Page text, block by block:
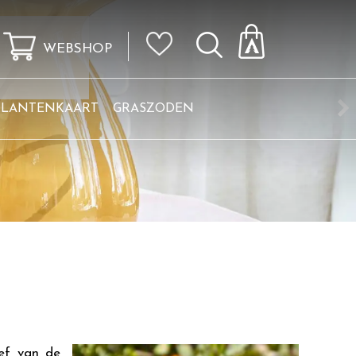
WEBSHOP
GRASZODEN
van de